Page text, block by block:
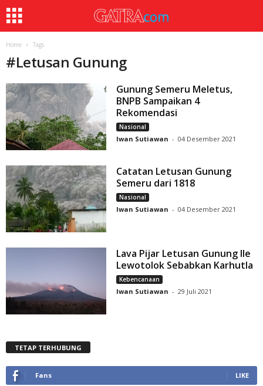
Home Tags
#Letusan Gunung
Gunung Semeru Meletus,
BNPB Sampaikan 4
Rekomendasi
Nasional
Iwan Sutiawan - 04 Desember 2021
Catatan Letusan Gunung
Semeru dari 1818
Nasional
Iwan Sutiawan - 04 Desember 2021
Lava Pijar Letusan Gunung Ile
Lewotolok Sebabkan Karhutla
Kebencanaan
Iwan Sutiawan - 29 Juli 2021
TETAP TERHUBUNG
Fans LIKE